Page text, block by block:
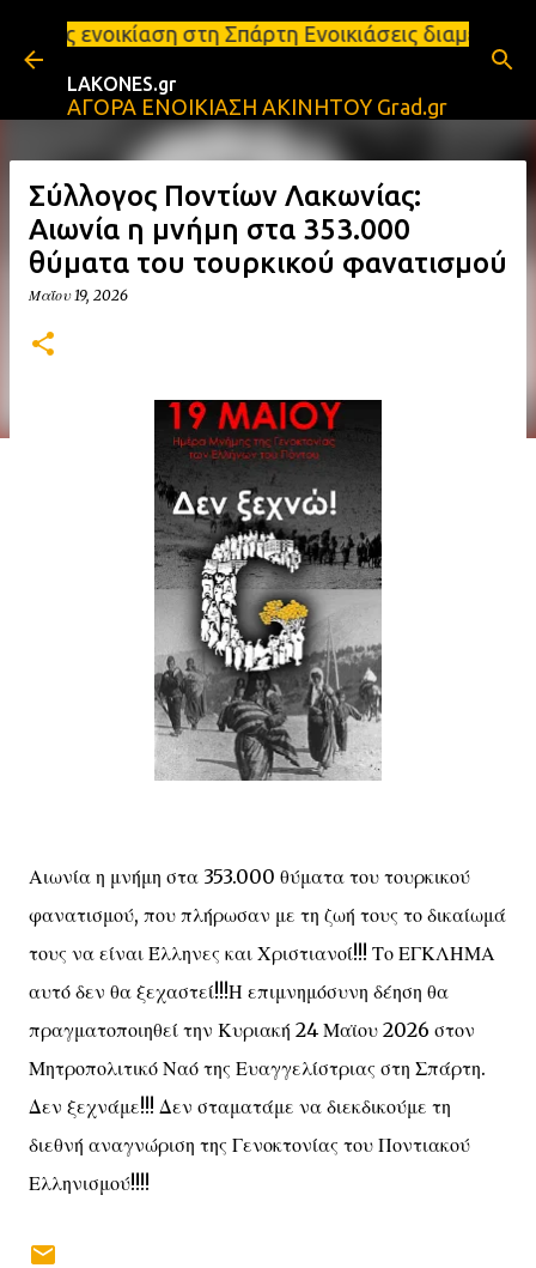
Μετάβαση στο κύριο περιεχόμενο
στη Σπάρτη Ενοικιάσεις διαμερισμάτων
LAKONES.gr
ΑΓΟΡΑ ΕΝΟΙΚΙΑΣΗ ΑΚΙΝΗΤΟΥ Grad.gr
Σύλλογος Ποντίων Λακωνίας:
Αιωνία η μνήμη στα 353.000
θύματα του τουρκικού φανατισμού
Μαΐου 19, 2026
Αιωνία η μνήμη στα 353.000 θύματα του τουρκικού
φανατισμού, που πλήρωσαν με τη ζωή τους το δικαίωμά
τους να είναι Έλληνες και Χριστιανοί!!! Το ΕΓΚΛΗΜΑ
αυτό δεν θα ξεχαστεί!!!Η επιμνημόσυνη δέηση θα
πραγματοποιηθεί την Κυριακή 24 Μαϊου 2026 στον
Μητροπολιτικό Ναό της Ευαγγελίστριας στη Σπάρτη.
Δεν ξεχνάμε!!! Δεν σταματάμε να διεκδικούμε τη
διεθνή αναγνώριση της Γενοκτονίας του Ποντιακού
Ελληνισμού!!!!